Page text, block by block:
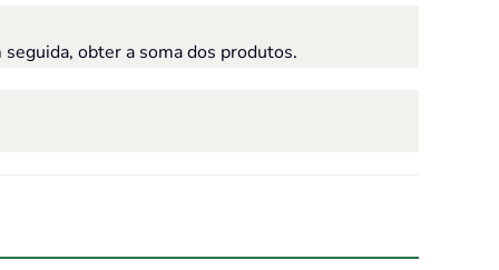
obter a soma dos produtos.